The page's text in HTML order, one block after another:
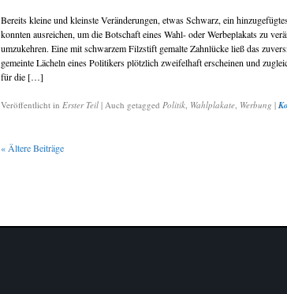
Bereits kleine und kleinste Veränderungen, etwas Schwarz, ein
konnten ausreichen, um die Botschaft eines Wahl- oder Werbeplakats zu
umzukehren. Eine mit schwarzem Filzstift gemalte Zahnlücke ließ das
gemeinte Lächeln eines Politikers plötzlich zweifelhaft erscheinen und
für die […]
Veröffentlicht in Erster Teil | Auch getagged Politik, Wahlplakate, Werbung |
« Ältere Beiträge